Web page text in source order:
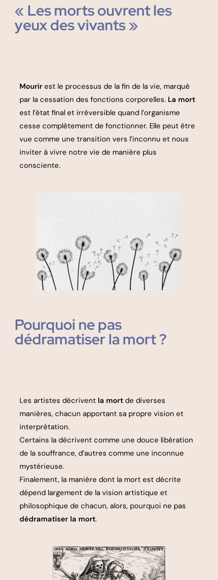
« Les morts ouvrent les
yeux des vivants »
Mourir est le processus de la fin de la vie, marqué
par la cessation des fonctions corporelles. La mort
est l’état final et irréversible quand l’organisme
cesse complètement de fonctionner. Elle peut être
vue comme une transition vers l’inconnu et nous
inviter à vivre notre vie de manière plus
consciente.
Pourquoi ne pas
dédramatiser la mort ?
Les artistes décrivent la mort de diverses
manières, chacun apportant sa propre vision et
interprétation.
Certains la décrivent comme une douce libération
de la souffrance, d’autres comme une inconnue
mystérieuse.
Finalement, la manière dont la mort est décrite
dépend largement de la vision artistique et
philosophique de chacun, alors, pourquoi ne pas
dédramatiser la mort.